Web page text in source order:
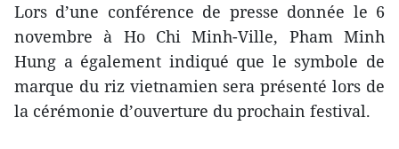
Lors d’une conférence de presse donnée le 6
novembre à Ho Chi Minh-Ville, Pham Minh
Hung a également indiqué que le symbole de
marque du riz vietnamien sera présenté lors de
la cérémonie d’ouverture du prochain festival.